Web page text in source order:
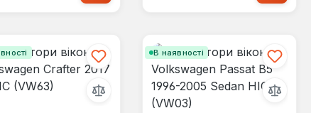
В наявності